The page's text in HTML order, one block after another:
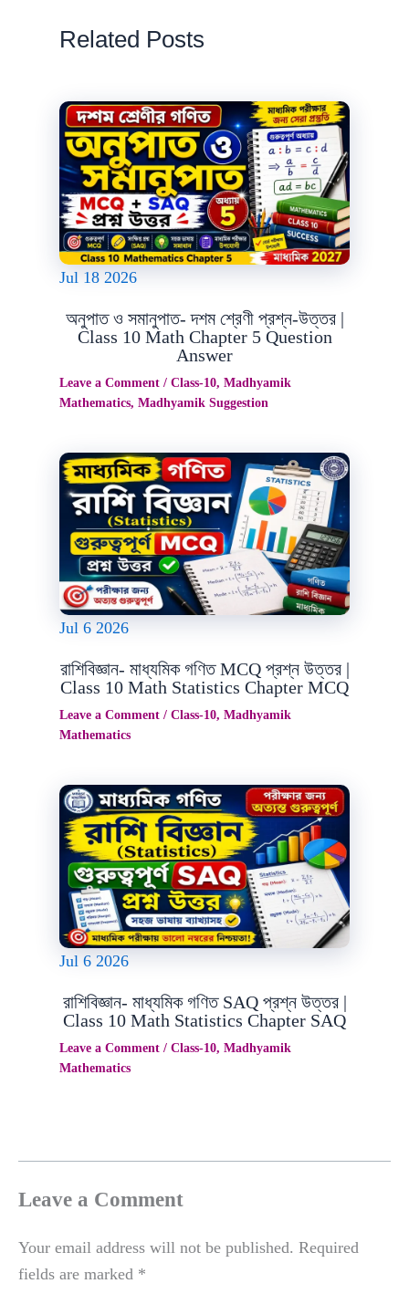
Related Posts
Jul 18 2026
অনুপাত ও সমানুপাত- দশম শ্রেণী প্রশ্ন-উত্তর |
Class 10 Math Chapter 5 Question
Answer
Leave a Comment / Class-10, Madhyamik
Mathematics, Madhyamik Suggestion
Jul 6 2026
রাশিবিজ্ঞান- মাধ্যমিক গণিত MCQ প্রশ্ন উত্তর |
Class 10 Math Statistics Chapter MCQ
Leave a Comment / Class-10, Madhyamik
Mathematics
Jul 6 2026
রাশিবিজ্ঞান- মাধ্যমিক গণিত SAQ প্রশ্ন উত্তর |
Class 10 Math Statistics Chapter SAQ
Leave a Comment / Class-10, Madhyamik
Mathematics
Leave a Comment
Your email address will not be published. Required
fields are marked *